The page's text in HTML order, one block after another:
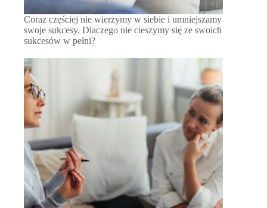
Coraz częściej nie wierzymy w siebie i umniejszamy
swoje sukcesy. Dlaczego nie cieszymy się ze swoich
sukcesów w pełni?